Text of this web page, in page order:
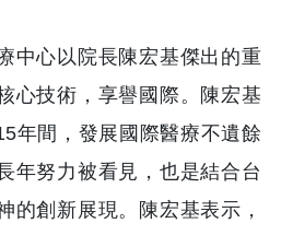
心以院長陳宏基傑出的重
心技術，享譽國際。陳宏基
年間，發展國際醫療不遺餘
年努力被看見，也是結合台
的創新展現。陳宏基表示，